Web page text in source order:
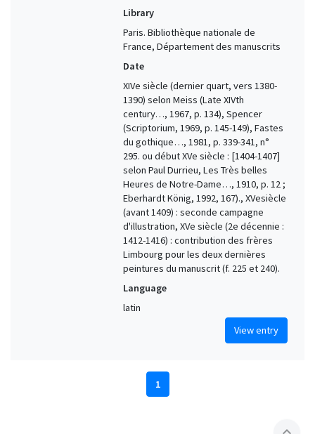
Library
Paris. Bibliothèque nationale de
France, Département des manuscrits
Date
XIVe siècle (dernier quart, vers 1380-
1390) selon Meiss (Late XIVth
century…, 1967, p. 134), Spencer
(Scriptorium, 1969, p. 145-149), Fastes
du gothique…, 1981, p. 339-341, n°
295. ou début XVe siècle : [1404-1407]
selon Paul Durrieu, Les Très belles
Heures de Notre-Dame…, 1910, p. 12 ;
Eberhardt König, 1992, 167)., XVesiècle
(avant 1409) : seconde campagne
d'illustration, XVe siècle (2e décennie :
1412-1416) : contribution des frères
Limbourg pour les deux dernières
peintures du manuscrit (f. 225 et 240).
Language
latin
View entry
1